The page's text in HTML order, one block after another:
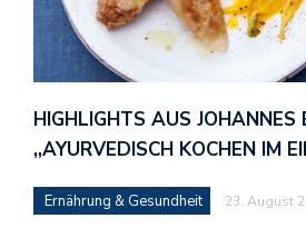
HIGHLIGHTS AUS JOHANNES
„AYURVEDISCH KOCHEN IM
Ernährung & Gesundheit 23. August